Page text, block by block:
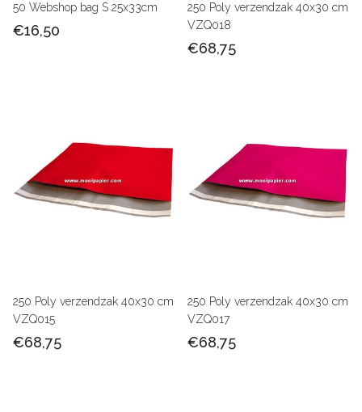
50 Webshop bag S 25x33cm
€16,50
250 Poly verzendzak 40x30 cm
VZQ018
€68,75
250 Poly verzendzak 40x30 cm
VZQ015
€68,75
250 Poly verzendzak 40x30 cm
VZQ017
€68,75